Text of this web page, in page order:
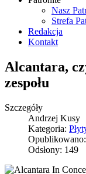
Nasz
Strefa
Redakcja
Kontakt
Alcantara,
zespołu
Szczegóły
Andrzej Kusy
Kategoria:
Odsłony: 149